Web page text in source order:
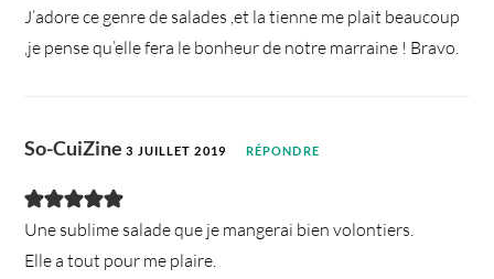
J’adore ce genre de salades ,et la tienne me plait beaucoup
,je pense qu’elle fera le bonheur de notre marraine ! Bravo.
So-CuiZine 3 JUILLET 2019 RÉPONDRE
Une sublime salade que je mangerai bien volontiers.
Elle a tout pour me plaire.